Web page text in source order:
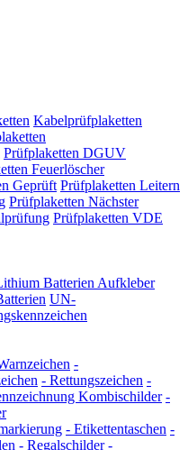
Kabelprüfplaketten
Prüfplaketten DGUV
Feuerlöscher
Geprüft Prüfplaketten Leitern
Prüfplaketten Nächster
Prüfplaketten VDE
Batterien Aufkleber
UN-
-
- Rettungszeichen -
Kombischilder -
- Etikettentaschen -
- Regalschilder -